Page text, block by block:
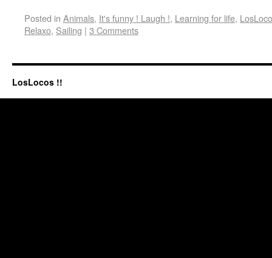
Posted in Animals, It's funny ! Laugh !, Learning for life,
Relaxo, Sailing | 3 Comments
LosLocos !!